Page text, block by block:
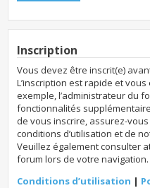
Inscription
Vous devez être inscrit(e)
L’inscription est rapide et
exemple, l’administrateur du
fonctionnalités
de vous inscrire, assurez-
conditions d’utilisation et de
Veuillez également consulter
forum lors de votre navigation.
Conditions d’utilisation |